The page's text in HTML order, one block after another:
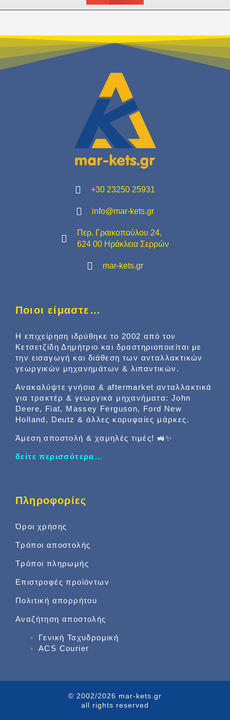
+30 23250 25931
info@mar-kets.gr
Περ. Γραικοπούλου 24,
624 00 Ηράκλεια Σερρών
mar-kets.gr
Ποιοι είμαστε…
Η επιχείρηση ιδρύθηκε το 2002 από τον
Κετσετζίδη Δημήτριο και δραστηριοποιείται με
την εισαγωγή και διάθεση των ανταλλακτικών
γεωργικών μηχανημάτων & λιπαντικών.
Ανακαλύψτε γνήσια & aftermarket ανταλλακτικά
για τρακτέρ & γεωργικά μηχανήματα: John
Deere, Fiat, Massey Ferguson, Ford New
Holland, Deutz & άλλες κορυφαίες μάρκες.
Άμεση αποστολή & χαμηλές τιμές! 🚜✨
δείτε περισσότερα…
Πληροφορίες
Όροι χρήσης
Τρόποι αποστολής
Τρόποι πληρωμής
Επιστροφές προϊόντων
Πολιτική απορρήτου
Αναζήτηση αποστολής
Γενική Ταχυδρομική
ACS Courier
© 2002/2026 mar-kets.gr
all rights reserved